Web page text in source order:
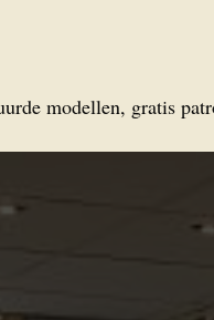
modellen, gratis